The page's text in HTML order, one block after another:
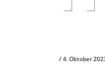
4. Oktober